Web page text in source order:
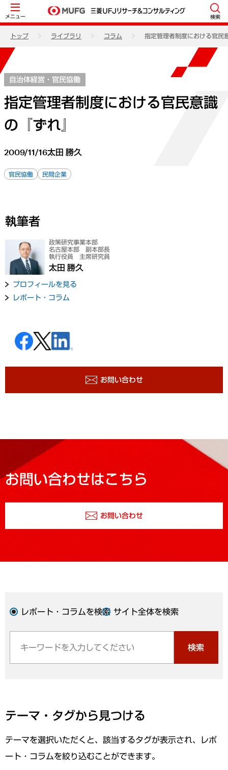
メニュー 検索
トップ ライブラリ コラム 指定管理者制度における官民
自治体経営・官民協働
指定管理者制度における官民意識
の『ずれ』
2009/11/16太田 勝久
官民協働 民間企業
執筆者
政策研究事業本部
名古屋本部 副本部長
執行役員 主席研究員
太田 勝久
プロフィールを見る
レポート・コラム
お問い合わせ
お問い合わせはこちら
お問い合わせ
レポート・コラムを検索 サイト全体を検索
検索
テーマ・タグから見つける
テーマを選択いただくと、該当するタグが表示され、レポ
ート・コラムを絞り込むことができます。